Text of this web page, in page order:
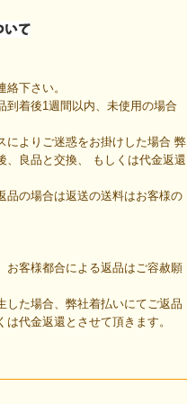
絡下さい。
到着後1週間以内、未使用の場合
によりご迷惑をお掛けした場合 弊
、良品と交換、 もしくは代金返還
品の場合は返送の送料はお客様の
お客様都合による返品はご容赦願
した場合、弊社着払いにてご返品
代金返還とさせて頂きます。